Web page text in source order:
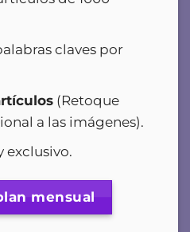
claves por
(Retoque
a las imágenes).
exclusivo.
mensual